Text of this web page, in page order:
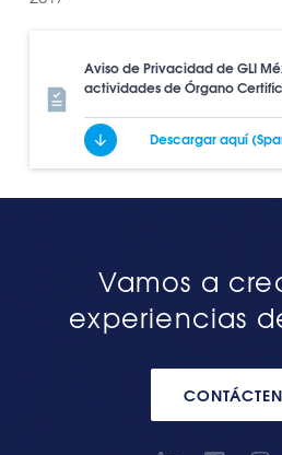
Aviso de Privacidad de GLI
actividades de Órgano
Descargar aquí
Vamos a
experiencias